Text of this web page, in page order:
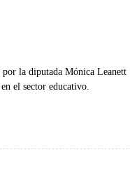
la diputada Mónica Leanett
el sector educativo.